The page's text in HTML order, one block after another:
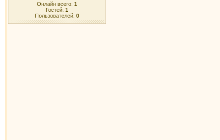
Онлайн всего: 1
Гостей: 1
Пользователей: 0